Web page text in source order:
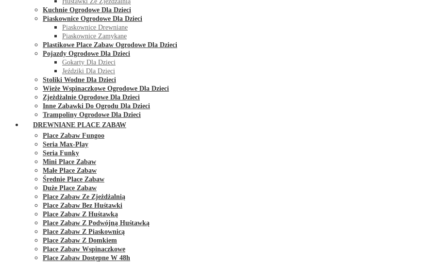
Kuchnie Ogrodowe Dla Dzieci
Piaskownice Ogrodowe Dla Dzieci
Piaskownice Drewniane
Piaskownice Zamykane
Plastikowe Place Zabaw Ogrodowe Dla Dzieci
Pojazdy Ogrodowe Dla Dzieci
Gokarty Dla Dzieci
Jeździki Dla Dzieci
Stoliki Wodne Dla Dzieci
Wieże Wspinaczkowe Ogrodowe Dla Dzieci
Zjeżdżalnie Ogrodowe Dla Dzieci
Inne Zabawki Do Ogrodu Dla Dzieci
Trampoliny Ogrodowe Dla Dzieci
DREWNIANE PLACE ZABAW
Place Zabaw Fungoo
Seria Max-Play
Seria Funky
Mini Place Zabaw
Małe Place Zabaw
Średnie Place Zabaw
Duże Place Zabaw
Place Zabaw Ze Zjeżdżalnią
Place Zabaw Bez Huśtawki
Place Zabaw Z Huśtawką
Place Zabaw Z Podwójną Huśtawką
Place Zabaw Z Piaskownicą
Place Zabaw Z Domkiem
Place Zabaw Wspinaczkowe
Place Zabaw Dostępne W 48h